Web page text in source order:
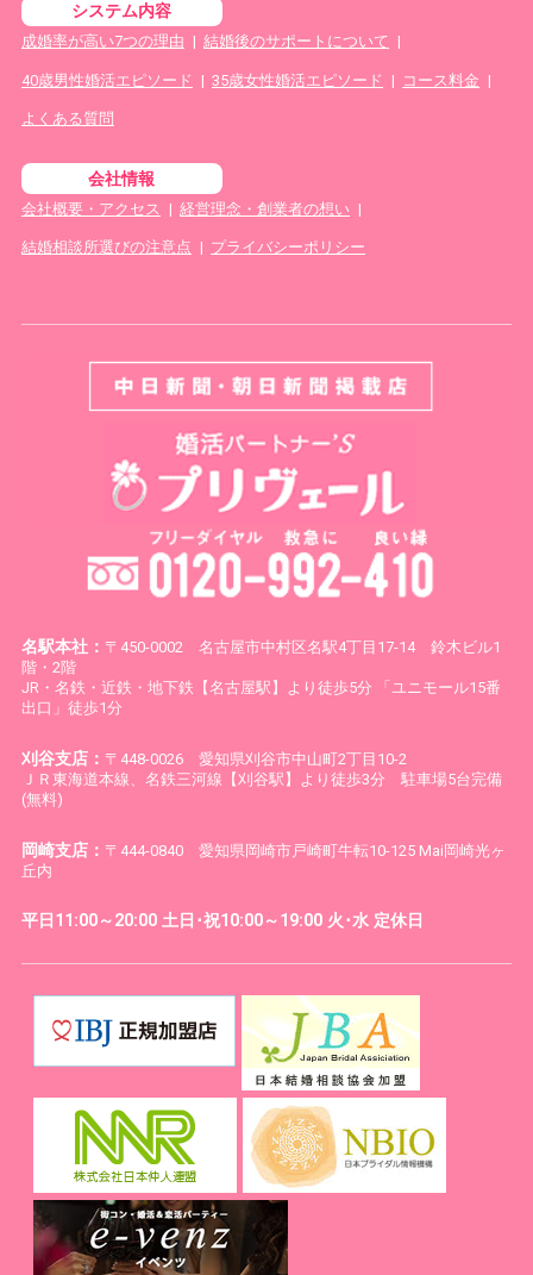
システム内容
成婚率が高い7つの理由 | 結婚後のサポートについて |
40歳男性婚活エピソード | 35歳女性婚活エピソード | コース料金 |
よくある質問
会社情報
会社概要・アクセス | 経営理念・創業者の想い |
結婚相談所選びの注意点 | プライバシーポリシー
名駅本社： 〒450-0002 名古屋市中村区名駅4丁目17-14 鈴木ビル1
階・2階
JR・名鉄・近鉄・地下鉄【名古屋駅】より徒歩5分 「ユニモール15番
出口」徒歩1分
刈谷支店： 〒448-0026 愛知県刈谷市中山町2丁目10-2
ＪＲ東海道本線、名鉄三河線【刈谷駅】より徒歩3分 駐車場5台完備
(無料)
岡崎支店： 〒444-0840 愛知県岡崎市戸崎町牛転10-125 Mai岡崎光ヶ
丘内
平日11:00～20:00 土日･祝10:00～19:00 火･水 定休日